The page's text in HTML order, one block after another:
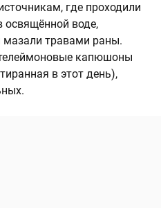
где проходили
освящённой воде,
мазали травами раны.
капюшоны
в этот день),